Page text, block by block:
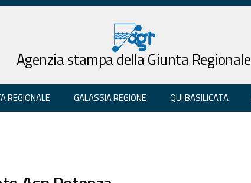
Agenzia stampa della Giunta Regionale
REGIONALE GALASSIA REGIONE QUI BASILICATA